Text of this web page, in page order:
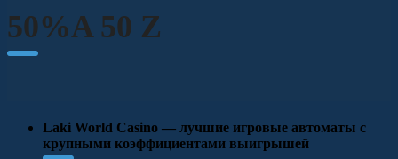
50%A 50 Z
Laki World Casino — лучшие игровые автоматы с
крупными коэффициентами выигрышей